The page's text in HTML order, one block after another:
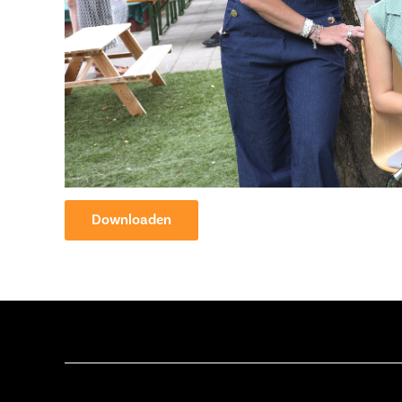
Downloaden